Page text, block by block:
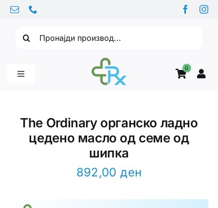
Skip
content
0
Toggle
Витамини
Здравствени проблеми
The Ordinary органско ладно
цедено масло од семе од
шипка
892,00ден